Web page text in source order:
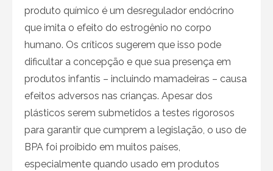
produto químico é um desregulador endócrino
que imita o efeito do estrogênio no corpo
humano. Os críticos sugerem que isso pode
dificultar a concepção e que sua presença em
produtos infantis – incluindo mamadeiras – causa
efeitos adversos nas crianças. Apesar dos
plásticos serem submetidos a testes rigorosos
para garantir que cumprem a legislação, o uso de
BPA foi proibido em muitos países,
especialmente quando usado em produtos